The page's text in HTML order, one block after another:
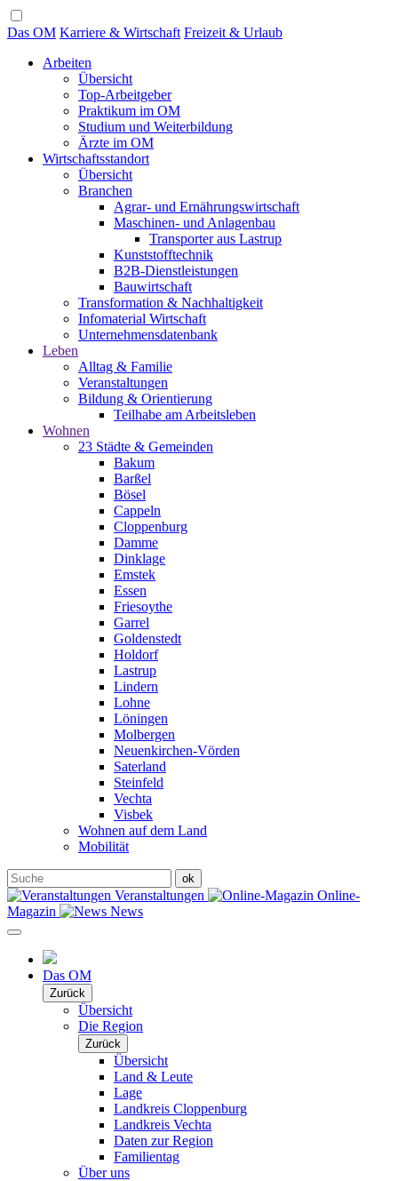
Das OM Karriere & Wirtschaft Freizeit & Urlaub
Arbeiten
Übersicht
Top-Arbeitgeber
Praktikum im OM
Studium und Weiterbildung
Ärzte im OM
Wirtschaftsstandort
Übersicht
Branchen
Agrar- und Ernährungswirtschaft
Maschinen- und Anlagenbau
Transporter aus Lastrup
Kunststofftechnik
B2B-Dienstleistungen
Bauwirtschaft
Transformation & Nachhaltigkeit
Infomaterial Wirtschaft
Unternehmensdatenbank
Leben
Alltag & Familie
Veranstaltungen
Bildung & Orientierung
Teilhabe am Arbeitsleben
Wohnen
23 Städte & Gemeinden
Bakum
Barßel
Bösel
Cappeln
Cloppenburg
Damme
Dinklage
Emstek
Essen
Friesoythe
Garrel
Goldenstedt
Holdorf
Lastrup
Lindern
Lohne
Löningen
Molbergen
Neuenkirchen-Vörden
Saterland
Steinfeld
Vechta
Visbek
Wohnen auf dem Land
Mobilität
Veranstaltungen
Online-
Magazin
News
Das OM
Zurück
Übersicht
Die Region
Zurück
Übersicht
Land & Leute
Lage
Landkreis Cloppenburg
Landkreis Vechta
Daten zur Region
Familientag
Über uns